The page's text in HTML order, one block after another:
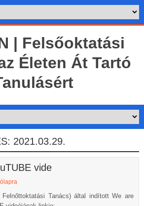
| Felsőoktatási
Életen Át Tartó
2021.03.29.
vide
Tanács) által indított We are